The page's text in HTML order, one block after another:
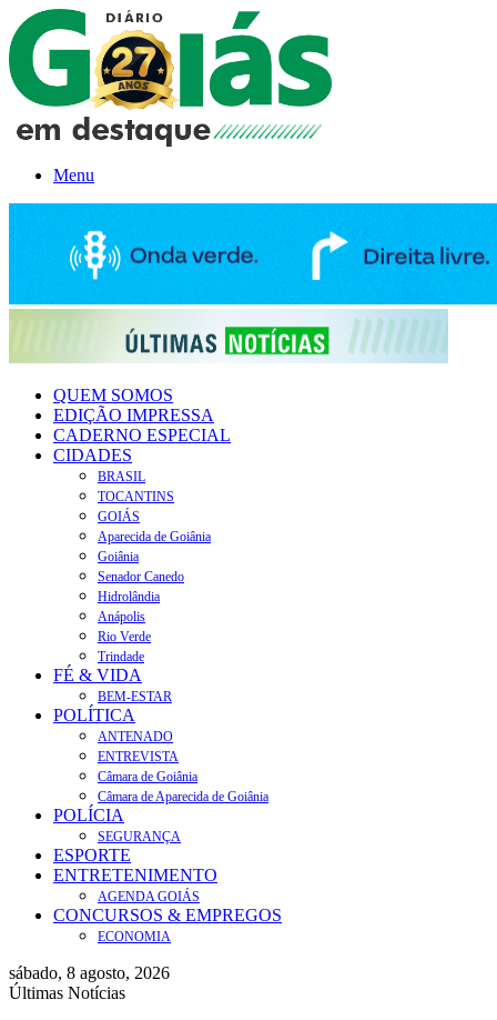
Menu
QUEM SOMOS
EDIÇÃO IMPRESSA
CADERNO ESPECIAL
CIDADES
BRASIL
TOCANTINS
GOIÁS
Aparecida de Goiânia
Goiânia
Senador Canedo
Hidrolândia
Anápolis
Rio Verde
Trindade
FÉ & VIDA
BEM-ESTAR
POLÍTICA
ANTENADO
ENTREVISTA
Câmara de Goiânia
Câmara de Aparecida de Goiânia
POLÍCIA
SEGURANÇA
ESPORTE
ENTRETENIMENTO
AGENDA GOIÁS
CONCURSOS & EMPREGOS
ECONOMIA
sábado, 8 agosto, 2026
Últimas Notícias